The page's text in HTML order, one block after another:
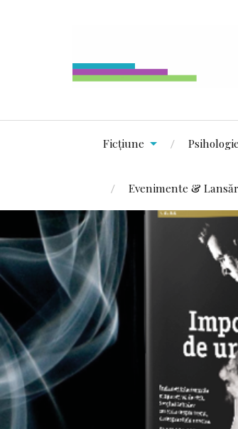
Ficțiune Psihologie
Evenimente &